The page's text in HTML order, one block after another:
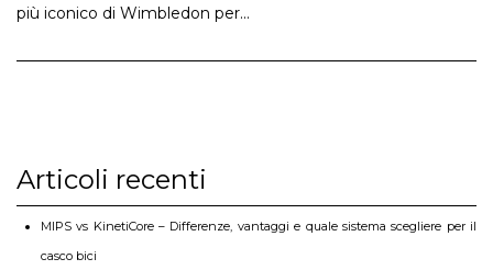
più iconico di Wimbledon per...
Articoli recenti
MIPS vs KinetiCore – Differenze, vantaggi e quale sistema scegliere per il
casco bici